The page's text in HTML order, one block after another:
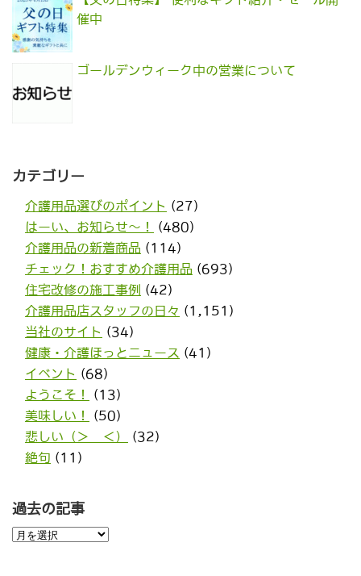
催中
ゴールデンウィーク中の営業について
カテゴリー
介護用品選びのポイント (27)
はーい、お知らせ〜！
(480)
介護用品の新着商品 (114)
チェック！おすすめ介護用品 (693)
住宅改修の施工事例 (42)
介護用品店スタッフの日々 (1,151)
当社のサイト (34)
健康・介護ほっとニュース (41)
イベント (68)
ようこそ！
(13)
美味しい！
(50)
悲しい（＞＿＜）
(32)
絶句 (11)
過去の記事
過
去